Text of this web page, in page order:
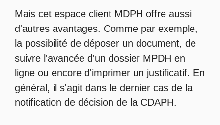
Mais cet espace client MDPH offre aussi
d'autres avantages. Comme par exemple,
la possibilité de déposer un document, de
suivre l'avancée d'un dossier MPDH en
ligne ou encore d'imprimer un justificatif. En
général, il s'agit dans le dernier cas de la
notification de décision de la CDAPH.